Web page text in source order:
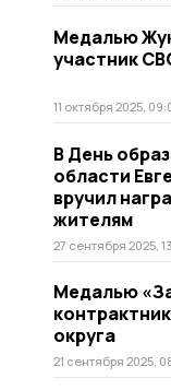
Медалью
участник
11 октября 2025,
В День
области
вручил
жителям
27 сентября 2025,
Медалью
округа
21 сентября 2025,